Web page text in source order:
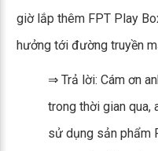
giờ lắp thêm FPT Play
hưởng tới đường truyền
⇒ Trả lời: Cám ơn
trong thời gian qua,
sử dụng sản phẩm